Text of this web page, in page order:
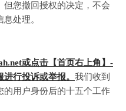
但您撤回授权的决定，不会
处理。
或点击【首页右上角】-
行投诉或举报。 我们收到
的用户身份后的十五个工作